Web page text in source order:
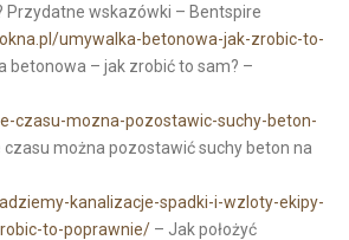
Przydatne wskazówki – Bentspire
umywalka-betonowa-jak-zrobic-to-
betonowa – jak zrobić to sam? –
czasu-mozna-pozostawic-suchy-beton-
można pozostawić suchy beton na
kanalizacje-spadki-i-wzloty-ekipy-
to-poprawnie/– Jak położyć